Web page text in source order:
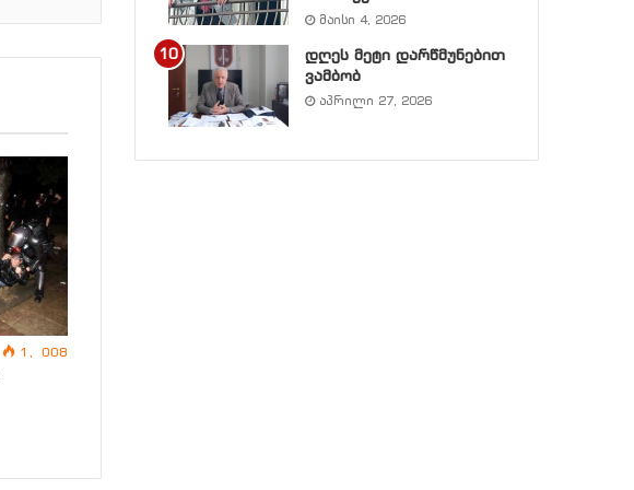
1, 008
მაისი 4, 2026
დღეს მეტი დარწმუნებით
ვამბობ
აპრილი 27, 2026